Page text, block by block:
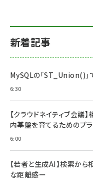
新着記事
MySQLの「ST_Union()」
6:30
【クラウドネイティブ会議
内基盤を育てるためのプ
6:00
【若者と生成AI】検索か
な距離感ー